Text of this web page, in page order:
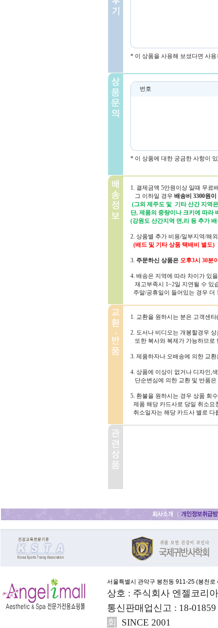
* 이 상품을 사용해 보셨다면 사
번호
* 이 상품에 대한 궁금한 사항이
1. 결제금액 5만원이상 일때 무료
그 이하일 경우 배송비 3300원이
(그외 제주도 및 기타 산간 지역
단, 제품의 중량이나 크키에 따라
(강원도 산간지역 면,리 등 추가
2. 상품별 추가 비용/일부지역/해
(배드 및 기타 상품 택배비 별도)
3. 주문하신 상품은 오후3시 30분
4. 배송은 지역에 따라 차이가 있
재고부족시 1~2일 지연될 수 있
주말/공휴일이 들어있는 경우 더
1. 교환을 원하시는 분은 고객센
2. 도서나 비디오는 개봉할경우
또한 복사와 복제가 가능하므로
3. 제품하자나 오배송에 의한 교
4. 상품에 이상이 없거나 디자인,
단순변심에 의한 교환 및 반품
5. 환불을 원하시는 경우 상품 회
제품 해당 카드사로 당일 취소요
취소일자는 해당 카드사 별로 다
서울특별시 관악구 봉천동 911-25 (봉천로
상호 : 주식회사 엔젤코리
통신판매업신고 : 18-
회
SINCE 2001